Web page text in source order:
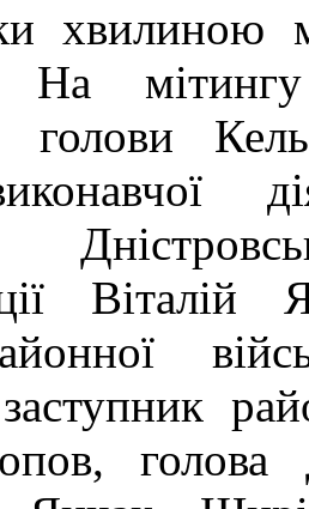
хвилиною
На
голови
голова